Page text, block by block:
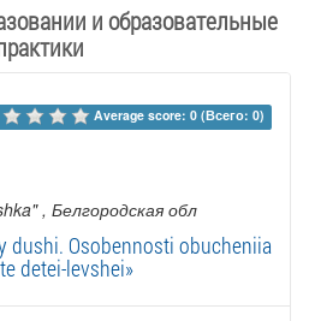
и образовательные
Average score: 0 (Всего: 0)
, Белгородская обл
dushi. Osobennosti obucheniia
detei-levshei»